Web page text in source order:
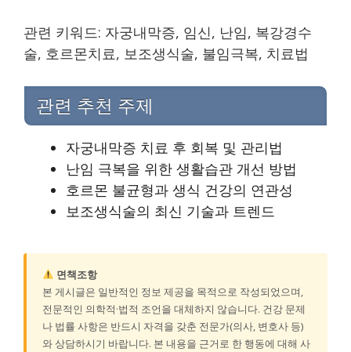
관련 키워드: 자궁내막증, 임신, 난임, 복강경수
술, 호르몬치료, 보조생식술, 불임극복, 치료법
관련 추천 주제
자궁내막증 치료 후 회복 및 관리법
난임 극복을 위한 생활습관 개선 방법
호르몬 불균형과 생식 건강의 연관성
보조생식술의 최신 기술과 트렌드
면책조항
본 게시글은 일반적인 정보 제공을 목적으로 작성되었으며,
전문적인 의학적·법적 조언을 대체하지 않습니다. 건강 문제
나 법률 사항은 반드시 자격을 갖춘 전문가(의사, 변호사 등)
와 상담하시기 바랍니다. 본 내용을 근거로 한 행동에 대해 사